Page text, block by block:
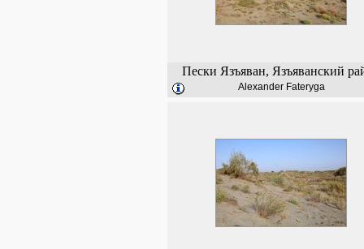
Пески Язъяван, Язъяванский
Alexander Fateryga